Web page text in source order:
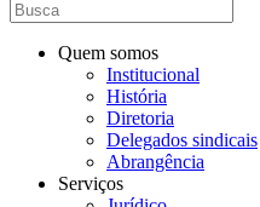
Quem somos
Institucional
História
Diretoria
Delegados sindicais
Abrangência
Serviços